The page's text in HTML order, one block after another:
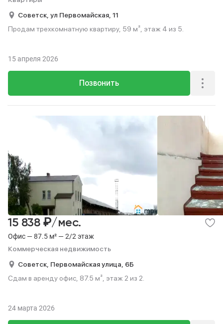
Советск, ул Первомайская, 11
Продам трехкомнатную квартиру, 59 м², этаж 4 из 5.
Позвонить
15 апреля 2026
Офис — 87.5 м² — 2/2 этаж
Коммерческая недвижимость
15 838 ₽/мес.
Советск, Первомайская улица, 6Б
Сдам в аренду офис, 87.5 м², этаж 2 из 2.
24 марта 2026